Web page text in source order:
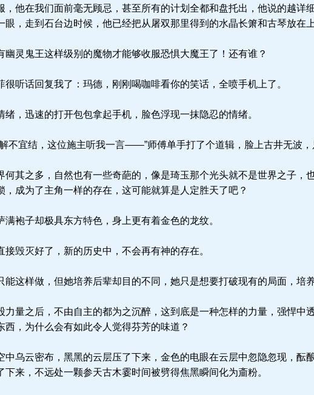
他在我们面前毫无顾忌，甚至所有的计划全都和盘托出，他说的越详
眼，走到石台边时候，他已经把从屠双那里得到的水晶长箫和古琴放在上
灵鬼王这样级别的魔物才能够收服恐惧大魔王了！还有谁？
听话回复我了：玛德，刚刚喝咖啡看你的笑话，全喷手机上了。
，迅速的打开包包拿起手机，脸色浮现一抹隐忍的情绪。
不宜结，这位施主听我一言——”师傅单手打了个道辑，脸上古井无波，
其之多，自然也有一些奇葩的，像是琦玉那个光头就不是世界之子，
，成为了主角一样的存在，这可能就算是人定胜天了吧？
袍子却极具东方特色，身上更有着金色的龙纹。
毁灭好了，新的历史中，不会再有神的存在。
这样做，但她培养后辈却目的不同，她只是想要打破现有的局面，培养
量之后，不由自主的都为之沉醉，这到底是一种怎样的力量，强悍中
西，为什么会有如此令人觉得芬芳的味道？
乌云密布，黑黑的云层压了下来，金色的电眼在云层中忽隐忽现，酝
下来，不远处一颗参天古木霎时间被劈得焦黑瞬间化为齑粉。